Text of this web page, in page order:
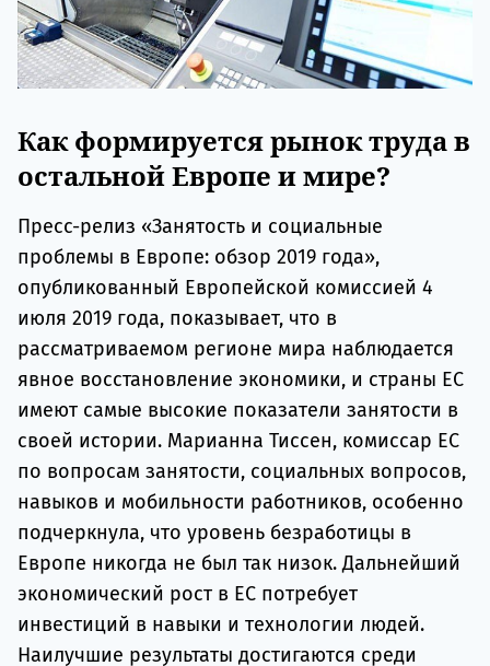
Как формируется рынок труда в
остальной Европе и мире?
Пресс-релиз «Занятость и социальные
проблемы в Европе: обзор 2019 года»,
опубликованный Европейской комиссией 4
июля 2019 года, показывает, что в
рассматриваемом регионе мира наблюдается
явное восстановление экономики, и страны ЕС
имеют самые высокие показатели занятости в
своей истории. Марианна Тиссен, комиссар ЕС
по вопросам занятости, социальных вопросов,
навыков и мобильности работников, особенно
подчеркнула, что уровень безработицы в
Европе никогда не был так низок. Дальнейший
экономический рост в ЕС потребует
инвестиций в навыки и технологии людей.
Наилучшие результаты достигаются среди